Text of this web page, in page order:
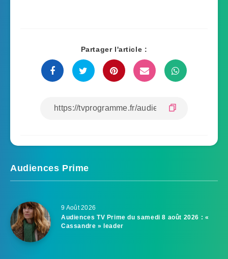
Partager l'article :
Audiences Prime
9 Août 2026
Audiences TV Prime du samedi 8 août 2026 : «
Cassandre » leader